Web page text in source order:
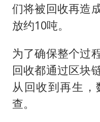
们将被回收再造
放约10吨。
为了确保整个过
回收都通过区块
从回收到再生
查。